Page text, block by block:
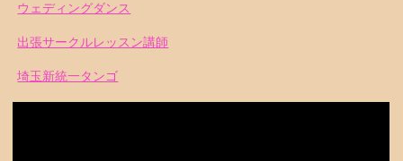
ウェディングダンス
出張サークルレッスン講師
埼玉新統一タンゴ